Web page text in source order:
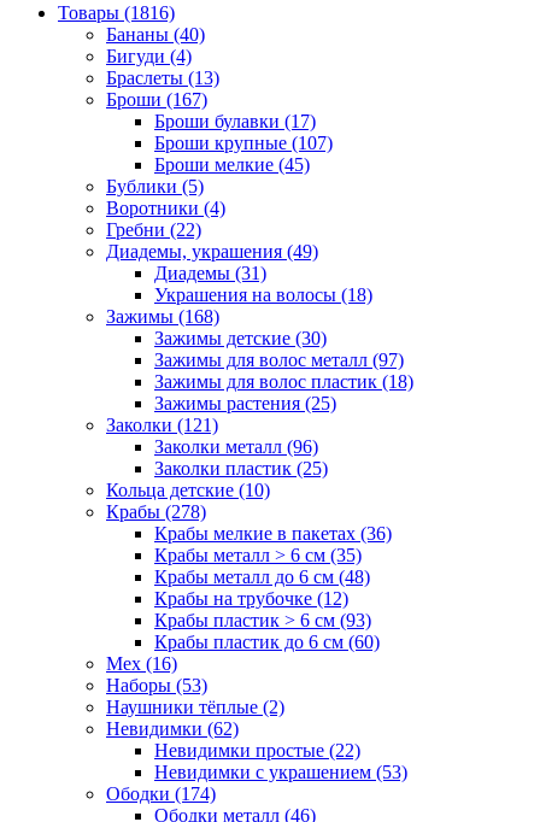
Товары (1816)
Бананы (40)
Бигуди (4)
Браслеты (13)
Броши (167)
Броши булавки (17)
Броши крупные (107)
Броши мелкие (45)
Бублики (5)
Воротники (4)
Гребни (22)
Диадемы, украшения (49)
Диадемы (31)
Украшения на волосы (18)
Зажимы (168)
Зажимы детские (30)
Зажимы для волос металл (97)
Зажимы для волос пластик (18)
Зажимы растения (25)
Заколки (121)
Заколки металл (96)
Заколки пластик (25)
Кольца детские (10)
Крабы (278)
Крабы мелкие в пакетах (36)
Крабы металл > 6 см (35)
Крабы металл до 6 см (48)
Крабы на трубочке (12)
Крабы пластик > 6 см (93)
Крабы пластик до 6 см (60)
Мех (16)
Наборы (53)
Наушники тёплые (2)
Невидимки (62)
Невидимки простые (22)
Невидимки с украшением (53)
Ободки (174)
Ободки металл (46)